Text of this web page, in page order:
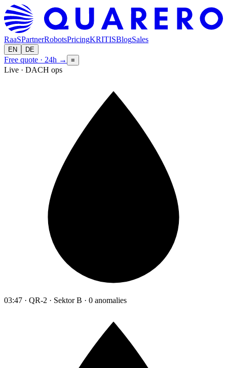
RaaSPartnerRobotsPricingKRITISBlogSales
EN DE
Free quote · 24h → ≡
Live · DACH ops
03:47 · QR-2 · Sektor B · 0 anomalies